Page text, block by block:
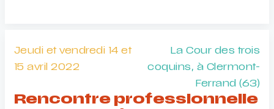
Le
Jeudi et vendredi 14 et
15 avril 2022
La Cour des trois
coquins, à Clermont-
Ferrand (63)
Rencontre professionnelle